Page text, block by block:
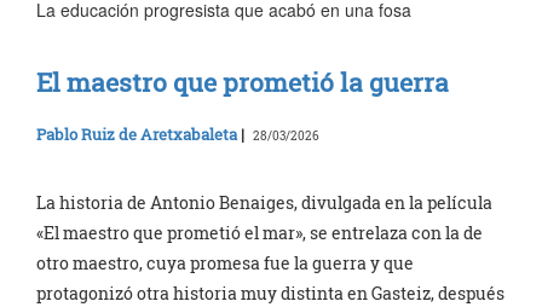
La educación progresista que acabó en una fosa
El maestro que prometió la guerra
Pablo Ruiz de Aretxabaleta| 28/03/2026
La historia de Antonio Benaiges, divulgada en la película
«El maestro que prometió el mar», se entrelaza con la de
otro maestro, cuya promesa fue la guerra y que
protagonizó otra historia muy distinta en Gasteiz, después